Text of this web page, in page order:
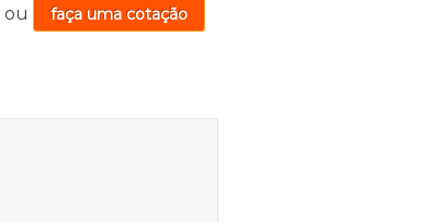
ou faça uma cotação